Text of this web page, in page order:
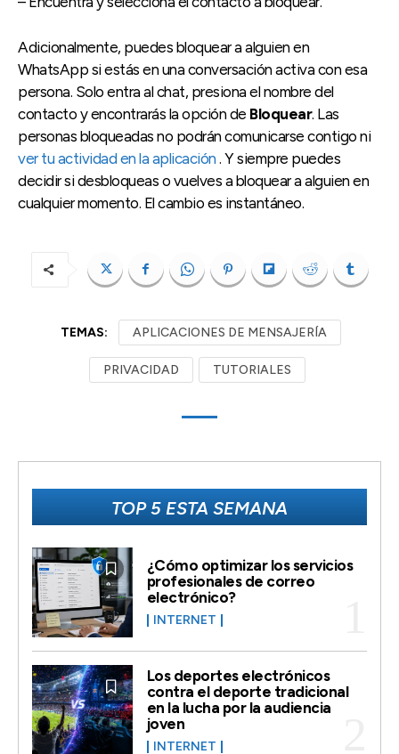
Adicionalmente, puedes bloquear a alguien en
WhatsApp si estás en una conversación activa con esa
persona. Solo entra al chat, presiona el nombre del
contacto y encontrarás la opción de Bloquear. Las
personas bloqueadas no podrán comunicarse contigo ni
ver tu actividad en la aplicación . Y siempre puedes
decidir si desbloqueas o vuelves a bloquear a alguien en
cualquier momento. El cambio es instantáneo.
TEMAS: APLICACIONES DE MENSAJERÍA
PRIVACIDAD TUTORIALES
TOP 5 ESTA SEMANA
¿Cómo optimizar los servicios
profesionales de correo
electrónico?
INTERNET
Los deportes electrónicos
contra el deporte tradicional
en la lucha por la audiencia
joven
INTERNET